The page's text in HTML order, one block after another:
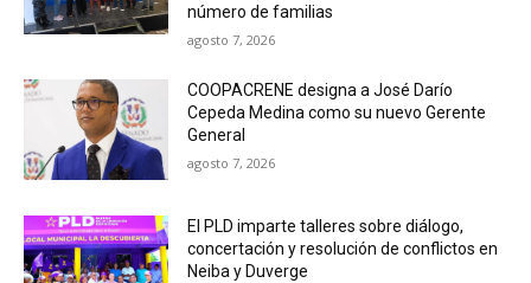
número de familias
agosto 7, 2026
COOPACRENE designa a José Darío
Cepeda Medina como su nuevo Gerente
General
agosto 7, 2026
El PLD imparte talleres sobre diálogo,
concertación y resolución de conflictos en
Neiba y Duverge